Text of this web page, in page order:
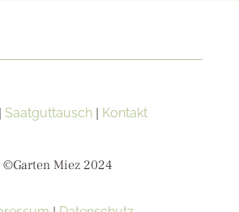
| Saatguttausch | Kontakt
©Garten Miez 2024